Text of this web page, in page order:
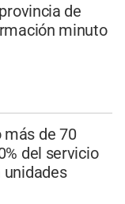
de
minuto
más de 70
del servicio
unidades